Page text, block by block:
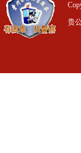
贵